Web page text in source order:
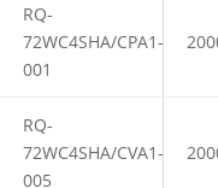
RQ-
72WC4SHA/CPA1-
001
RQ-
72WC4SHA/CVA1-
005